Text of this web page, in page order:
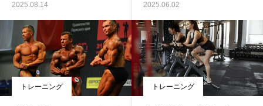
2025.08.14 2025.06.02
トレーニング トレーニング